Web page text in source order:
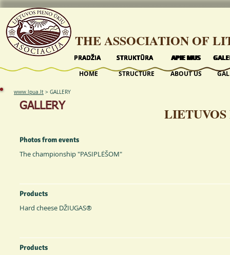
APIE MUS
STRUKTŪRA
PRADŽIA STRUKTŪRA APIE MUS
PRADŽIA
PRADŽIA STRUKTŪRA APIE MUS
PRADŽIA STRUKTŪRA APIE MUS
PRADŽIA STRUKTŪRA APIE MUS
THE ASSOCIATION OF
HOME STRUCTURE ABOUT US
GALLERY
www.lpua.lt > GALLERY
Photos from events
The championship "PASIPLĖŠOM"
Products
Hard cheese DŽIUGAS®
Products